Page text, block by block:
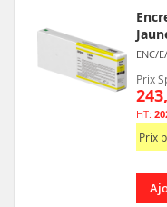
ENC/
Prix
Prix